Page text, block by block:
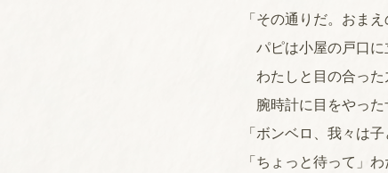
「その通りだ。おま
パピは小屋の戸口に
わたしと目の合った
腕時計に目をやった
「ボンベロ、我々は
「ちょっと待って」